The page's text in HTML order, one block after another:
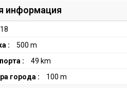
информация
:
500 m
:
49 km
города :
100 m